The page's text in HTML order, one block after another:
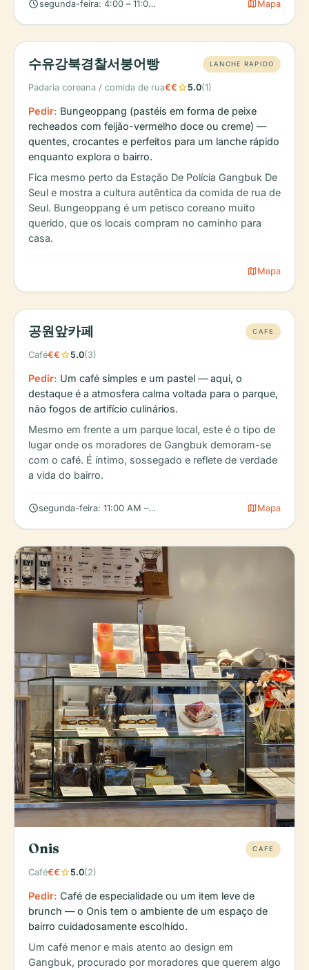
schedule segunda-feira: 4:00 – 11:00 PM, terça-feira: 4:00 – 11:00 PM,
mapMapa
수유강북경찰서붕어빵 LANCHE RAPIDO
Padaria coreana / comida de rua€€star5.0(1)
Pedir: Bungeoppang (pastéis em forma de peixe
recheados com feijão-vermelho doce ou creme) —
quentes, crocantes e perfeitos para um lanche rápido
enquanto explora o bairro.
Fica mesmo perto da Estação De Polícia Gangbuk De
Seul e mostra a cultura autêntica da comida de rua de
Seul. Bungeoppang é um petisco coreano muito
querido, que os locais compram no caminho para
casa.
mapMapa
공원앞카페 CAFE
Café€€star5.0(3)
Pedir: Um café simples e um pastel — aqui, o
destaque é a atmosfera calma voltada para o parque,
não fogos de artifício culinários.
Mesmo em frente a um parque local, este é o tipo de
lugar onde os moradores de Gangbuk demoram-se
com o café. É íntimo, sossegado e reflete de verdade
a vida do bairro.
schedulesegunda-feira: 11:00 AM – 8:00 PM, terça-feira: 11:00 AM –
mapMapa
Onis CAFE
Café€€star5.0(2)
Pedir: Café de especialidade ou um item leve de
brunch — o Onis tem o ambiente de um espaço de
bairro cuidadosamente escolhido.
Um café menor e mais atento ao design em
Gangbuk, procurado por moradores que querem algo